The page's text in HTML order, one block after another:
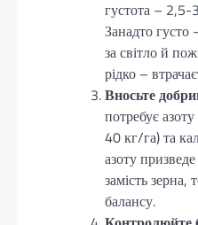
густота – 2,5-
Занадто
за світло й
рідко –
Вносьте
потребує
40 кг/га) та
азоту
замість
балансу.